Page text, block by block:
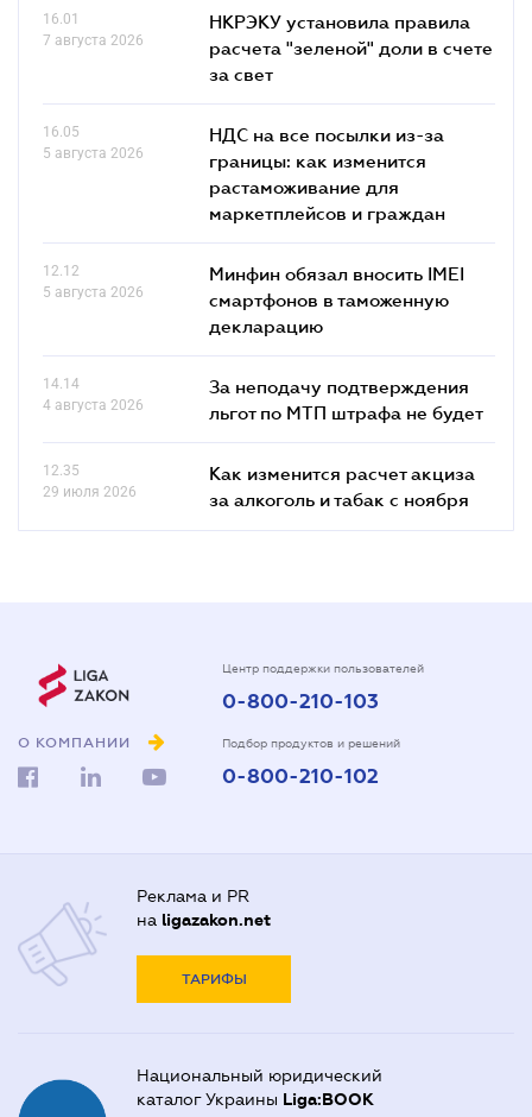
16.01
7 августа 2026
НКРЭКУ установила правила
расчета "зеленой" доли в счете
за свет
16.05
5 августа 2026
НДС на все посылки из-за
границы: как изменится
растаможивание для
маркетплейсов и граждан
12.12
5 августа 2026
Минфин обязал вносить IMEI
смартфонов в таможенную
декларацию
14.14
4 августа 2026
За неподачу подтверждения
льгот по МТП штрафа не будет
12.35
29 июля 2026
Как изменится расчет акциза
за алкоголь и табак с ноября
О КОМПАНИИ
Центр поддержки пользователей
0-800-210-103
Подбор продуктов и решений
0-800-210-102
Реклама и PR
на ligazakon.net
ТАРИФЫ
Национальный юридический
каталог Украины Liga:BOOK